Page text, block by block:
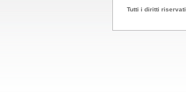
Tutti i diritti riservati